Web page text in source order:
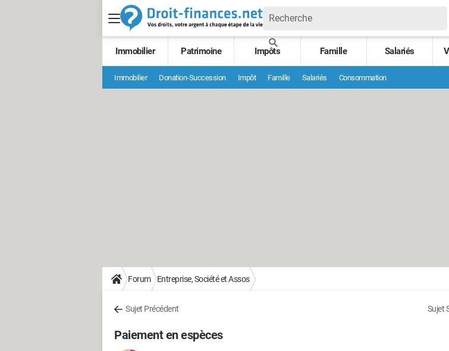
Immobilier Patrimoine Impôts Famille Salariés
Immobilier Donation-Succession Impôt Famille Salariés Consommation
Forum Entreprise, Société et Assos
Sujet Précédent Sujet
Paiement en espèces